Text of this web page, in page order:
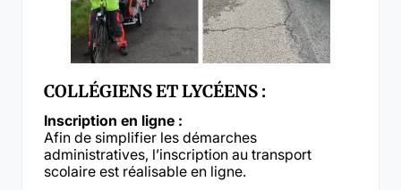
COLLÉGIENS ET LYCÉENS :
Inscription en ligne :
Afin de simplifier les démarches
administratives, l’inscription au transport
scolaire est réalisable en ligne.